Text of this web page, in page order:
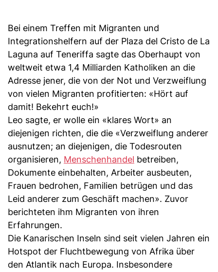
Bei einem Treffen mit Migranten und
Integrationshelfern auf der Plaza del Cristo de La
Laguna auf Teneriffa sagte das Oberhaupt von
weltweit etwa 1,4 Milliarden Katholiken an die
Adresse jener, die von der Not und Verzweiflung
von vielen Migranten profitierten: «Hört auf
damit! Bekehrt euch!»
Leo sagte, er wolle ein «klares Wort» an
diejenigen richten, die die «Verzweiflung anderer
ausnutzen; an diejenigen, die Todesrouten
organisieren, Menschenhandel betreiben,
Dokumente einbehalten, Arbeiter ausbeuten,
Frauen bedrohen, Familien betrügen und das
Leid anderer zum Geschäft machen». Zuvor
berichteten ihm Migranten von ihren
Erfahrungen.
Die Kanarischen Inseln sind seit vielen Jahren ein
Hotspot der Fluchtbewegung von Afrika über
den Atlantik nach Europa. Insbesondere